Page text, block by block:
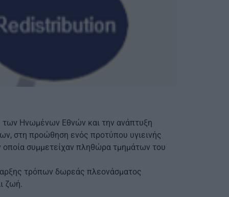
των Ηνωμένων Εθνών και την ανάπτυξη
στη προώθηση ενός προτύπου υγιεινής
οποία συμμετείχαν πληθώρα τμημάτων του
τρόπων δωρεάς πλεονάσματος
ζωή.